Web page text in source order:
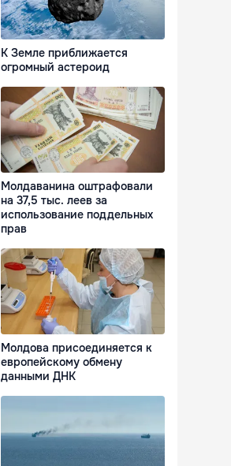
К Земле приближается
огромный астероид
Молдаванина оштрафовали
на 37,5 тыс. леев за
использование поддельных
прав
Молдова присоединяется к
европейскому обмену
данными ДНК